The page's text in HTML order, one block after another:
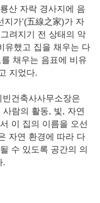
산 자락 경사지에 음
지가’(五線之家)가 자
려지기 전 상태의 악
유했고 집을 채우는 다
채우는 음표에 비유
지었다.
건축사사무소장은
람의 활동, 빛, 자연
이 집의 이름을 오선
자연 환경에 따라 다
수 있도록 공간의 의
.